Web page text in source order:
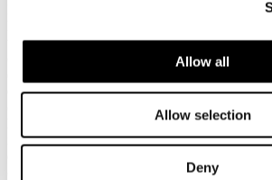
Allow all
Allow selection
Deny
Il 9 giugno Astoi Confindustria Viaggi
titolo: "Fondo di Garanzia e nuove
opportunità per tour operator e agenzie di
dell’Università Bocconi di Milano, vuole
confronto per fare il punto sulle principali
la normativa nazionale ed europea in materia
in particolare, sull'adempimento dell'obbligo